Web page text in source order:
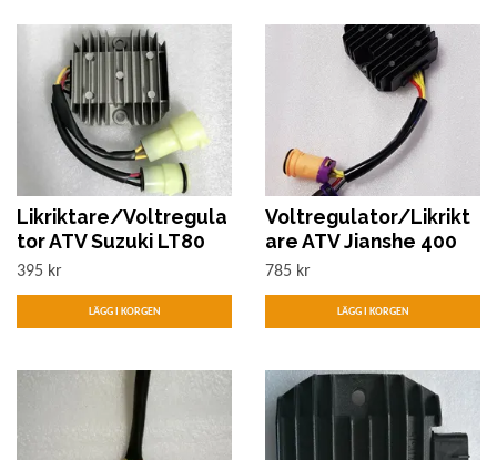
Likriktare/Voltregula
tor ATV Suzuki LT80
395 kr
Voltregulator/Likrikt
are ATV Jianshe 400
785 kr